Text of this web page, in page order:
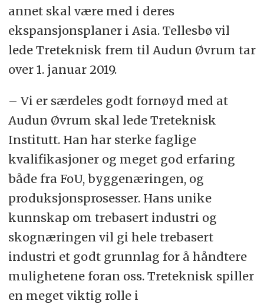
annet skal være med i deres
ekspansjonsplaner i Asia. Tellesbø vil
lede Treteknisk frem til Audun Øvrum tar
over 1. januar 2019.
– Vi er særdeles godt fornøyd med at
Audun Øvrum skal lede Treteknisk
Institutt. Han har sterke faglige
kvalifikasjoner og meget god erfaring
både fra FoU, byggenæringen, og
produksjonsprosesser. Hans unike
kunnskap om trebasert industri og
skognæringen vil gi hele trebasert
industri et godt grunnlag for å håndtere
mulighetene foran oss. Treteknisk spiller
en meget viktig rolle i